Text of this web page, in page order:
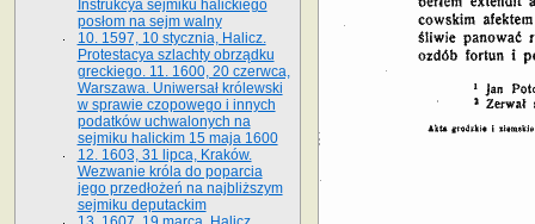
Instrukcya sejmiku halickiego
posłom na sejm walny
10. 1597, 10 stycznia, Halicz.
Protestacya szlachty obrządku
greckiego. 11. 1600, 20 czerwca,
Warszawa. Uniwersał królewski
w sprawie czopowego i innych
podatków uchwalonych na
sejmiku halickim 15 maja 1600
12. 1603, 31 lipca, Kraków.
Wezwanie króla do poparcia
jego przedłożeń na najbliższym
sejmiku deputackim